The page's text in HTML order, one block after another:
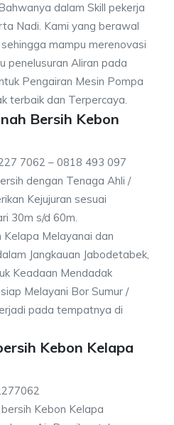
dalam Skill pekerja
Nadi. Kami yang berawal
mampu merenovasi
penelusuran Aliran pada
Pengairan Mesin Pompa
terbaik dan Terpercaya.
Bersih Kebon
7062 – 0818 493 097
dengan Tenaga Ahli /
Kejujuran sesuai
30m s/d 60m.
Melayanai dan
Jangkauan Jabodetabek,
Keadaan Mendadak
Melayani Bor Sumur /
pada tempatnya di
Kebon Kelapa
Kebon Kelapa